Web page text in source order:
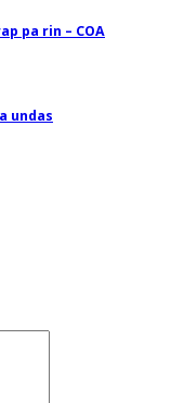
pa rin – COA
undas